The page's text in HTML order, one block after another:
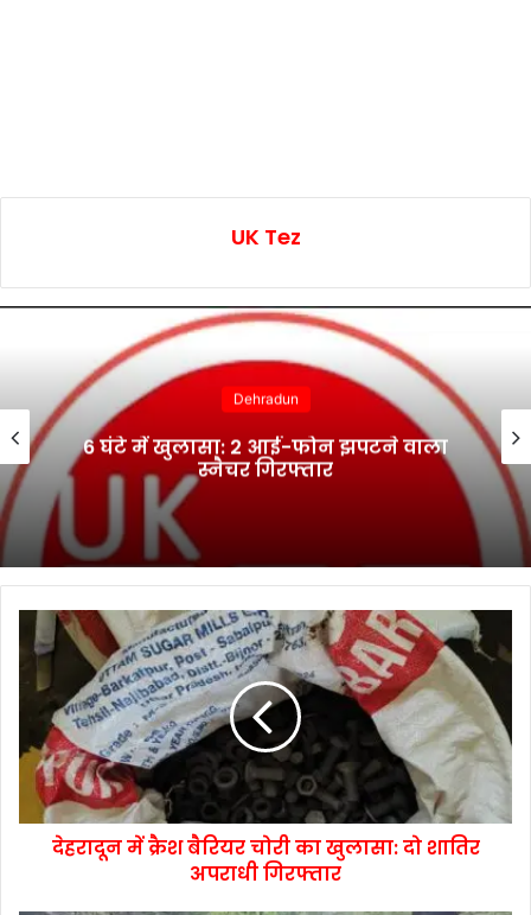
UK Tez
Dehradun
6 घंटे में खुलासा: 2 आई-फोन झपटने वाला
स्नैचर गिरफ्तार
देहरादून में क्रैश बैरियर चोरी का खुलासा: दो शातिर
अपराधी गिरफ्तार